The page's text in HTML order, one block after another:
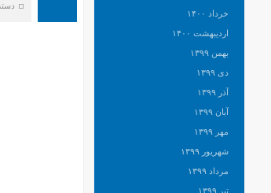
خرداد ۱۴۰۰
اردیبهشت ۱۴۰۰
بهمن ۱۳۹۹
دی ۱۳۹۹
آذر ۱۳۹۹
آبان ۱۳۹۹
مهر ۱۳۹۹
شهریور ۱۳۹۹
مرداد ۱۳۹۹
تیر ۱۳۹۹